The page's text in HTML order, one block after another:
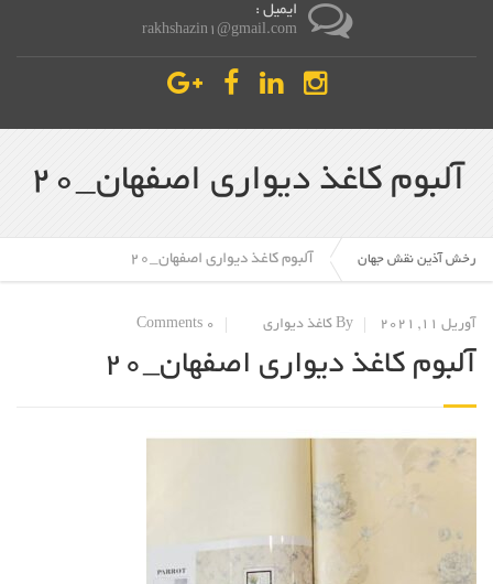
ایمیل :
rakhshazin1@gmail.com
آلبوم کاغذ دیواری اصفهان_20
رخش آذین نقش جهان آلبوم کاغذ دیواری اصفهان_20
آوریل 11, 2021 By کاغذ دیواری 0 Comments
آلبوم کاغذ دیواری اصفهان_20